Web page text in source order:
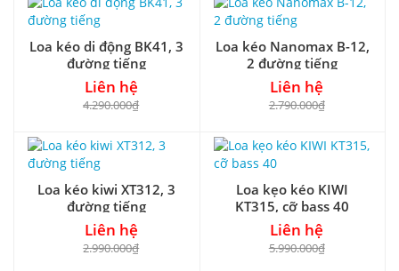
Loa kéo di động BK41, 3
đường tiếng
Liên hệ
4.290.000₫
Loa kéo Nanomax B-12,
2 đường tiếng
Liên hệ
2.790.000₫
Loa kéo kiwi XT312, 3
đường tiếng
Liên hệ
2.990.000₫
Loa kẹo kéo KIWI
KT315, cỡ bass 40
Liên hệ
5.990.000₫